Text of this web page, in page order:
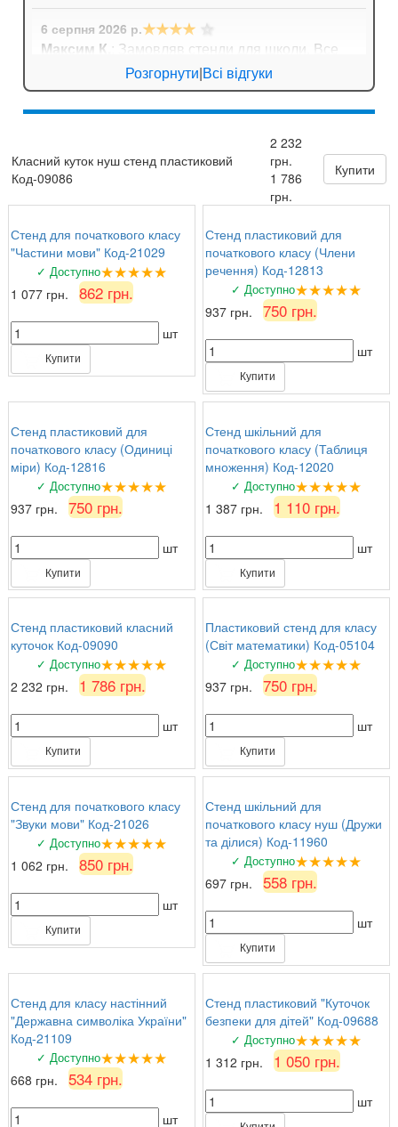
6 серпня 2026 р.★★★★ ☆
Максим К. : Замовляв стенди для школи. Все
приїхало дуже оперативно, навіть не довелося
довго чекати!
: Довго шукали плакати з
формулами для кабінету математики. Тут
знайшли ідеальний варіант!
Розгорнути|Всі відгуки
Класний куток нуш стенд пластиковий
Код-09086
2 232
грн.
1 786
грн.
Купити
Стенд для початкового класу
"Частини мови" Код-21029
✓ Доступно★★★★★
1 077 грн. 862 грн.
шт
Купити
Стенд пластиковий для
початкового класу (Члени
речення) Код-12813
✓ Доступно★★★★★
937 грн. 750 грн.
шт
Купити
Стенд пластиковий для
початкового класу (Одиниці
міри) Код-12816
✓ Доступно★★★★★
937 грн. 750 грн.
шт
Купити
Стенд шкільний для
початкового класу (Таблиця
множення) Код-12020
✓ Доступно★★★★★
1 387 грн. 1 110 грн.
шт
Купити
Стенд пластиковий класний
куточок Код-09090
✓ Доступно★★★★★
2 232 грн. 1 786 грн.
шт
Купити
Пластиковий стенд для класу
(Світ математики) Код-05104
✓ Доступно★★★★★
937 грн. 750 грн.
шт
Купити
Стенд для початкового класу
"Звуки мови" Код-21026
✓ Доступно★★★★★
1 062 грн. 850 грн.
шт
Купити
Стенд шкільний для
початкового класу нуш (Дружи
та ділися) Код-11960
✓ Доступно★★★★★
697 грн. 558 грн.
шт
Купити
Стенд для класу настінний
"Державна символіка України"
Код-21109
✓ Доступно★★★★★
668 грн. 534 грн.
шт
Стенд пластиковий "Куточок
безпеки для дітей" Код-09688
✓ Доступно★★★★★
1 312 грн. 1 050 грн.
шт